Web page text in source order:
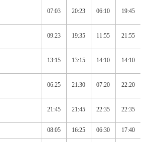
07:03 20:23 06:10 19:45
09:23 19:35 11:55 21:55
13:15 13:15 14:10 14:10
06:25 21:30 07:20 22:20
21:45 21:45 22:35 22:35
08:05 16:25 06:30 17:40